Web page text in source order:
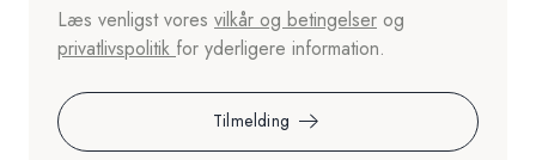
Tilmelding
Læs venligst vores vilkår og betingelser og
privatlivspolitik for yderligere information.